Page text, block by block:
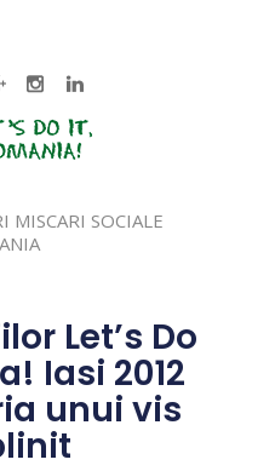
MISCARI SOCIALE
Let’s Do
Iasi 2012
unui vis